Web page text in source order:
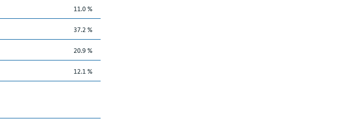
11.0 %
37.2 %
20.9 %
12.1 %